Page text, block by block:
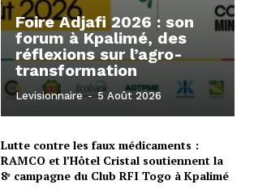
Foire Adjafi 2026 : son
forum à Kpalimé, des
réflexions sur l’agro-
transformation
Levisionnaire - 5 Août 2026
Lutte contre les faux médicaments :
RAMCO et l’Hôtel Cristal soutiennent la
8ᵉ campagne du Club RFI Togo à Kpalimé